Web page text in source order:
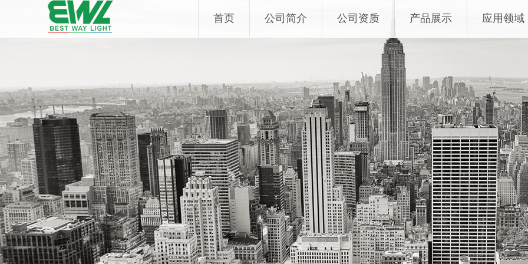
to
首页 公司简介 公司资质 产品展示 应用领域